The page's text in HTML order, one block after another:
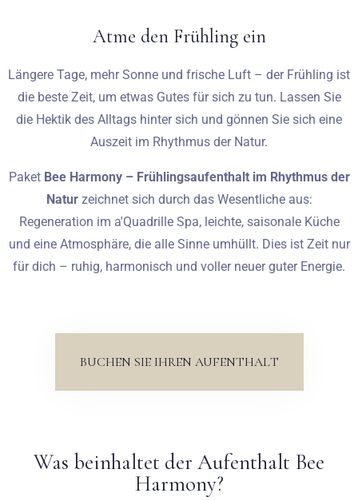
Hochzeiten
Kontakt
PL
Atme den Frühling ein
Längere Tage, mehr Sonne und frische Luft – der Frühling ist
die beste Zeit, um etwas Gutes für sich zu tun. Lassen Sie
die Hektik des Alltags hinter sich und gönnen Sie sich eine
Auszeit im Rhythmus der Natur.
Paket Bee Harmony – Frühlingsaufenthalt im Rhythmus der
Naturzeichnet sich durch das Wesentliche aus:
Regeneration im a'Quadrille Spa, leichte, saisonale Küche
und eine Atmosphäre, die alle Sinne umhüllt. Dies ist Zeit nur
für dich – ruhig, harmonisch und voller neuer guter Energie.
BUCHEN SIE IHREN AUFENTHALT
Was beinhaltet der Aufenthalt Bee
Harmony?